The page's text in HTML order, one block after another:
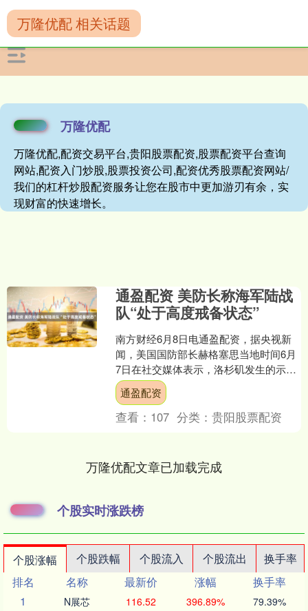
万隆优配
万隆优配,配资交易平台,贵阳股票配资,股票配资平台查询
网站,配资入门炒股,股票投资公司,配资优秀股票配资网站/
我们的杠杆炒股配资服务让您在股市中更加游刃有余，实
现财富的快速增长。
万隆优配 相关话题
通盈配资 美防长称海军陆战
队“处于高度戒备状态”
南方财经6月8日电通盈配资，据央视新
闻，美国国防部长赫格塞思当地时间6月
7日在社交媒体表示，洛杉矶发生的示威
抗议活动是巨大的国家安全风险，美国
防部正在动员国民警....
通盈配资
查看： 107 分类：贵阳股票配资
万隆优配文章已加载完成
个股实时涨跌榜
个股涨幅 个股跌幅 个股流入 个股流出
换手率
排名
名称 最新价 涨幅
换手率
1
N展芯 116.52 396.89% 79.39%